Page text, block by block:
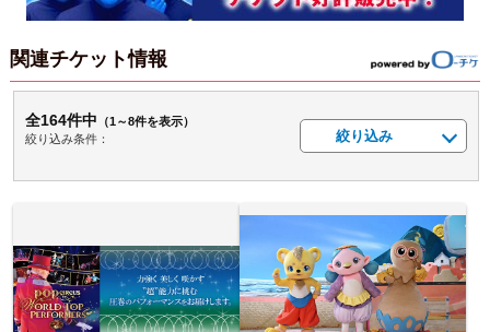
関連チケット情報
全164件中 （1～8件を表示）
絞り込み条件：
絞り込み